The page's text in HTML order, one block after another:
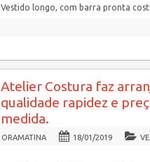
Vestido longo, com barra pronta
Atelier Costura faz
qualidade rapidez e
medida.
ORAMATINA 18/01/2019